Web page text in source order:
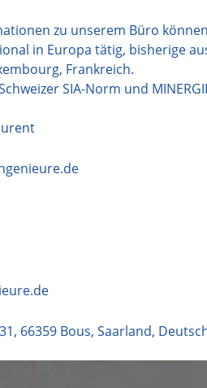
zu unserem Büro
in Europa tätig, bisherige
Frankreich.
SIA-Norm und
, 66359 Bous, Saarland,